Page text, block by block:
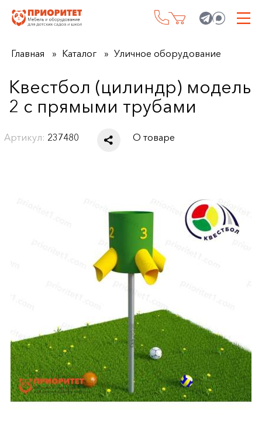
Главная Каталог Уличное оборудование
Квестбол (цилиндр) модель
2 с прямыми трубами
Артикул: 237480 О товаре